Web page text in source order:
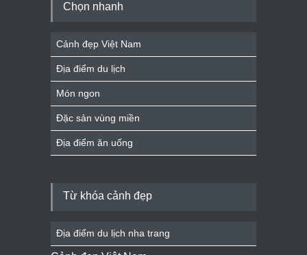
Chọn nhanh
Cảnh đẹp Việt Nam
Địa điểm du lịch
Món ngon
Đặc sản vùng miền
Địa điểm ăn uống
Từ khóa cảnh đẹp
Địa điểm du lịch nha trang